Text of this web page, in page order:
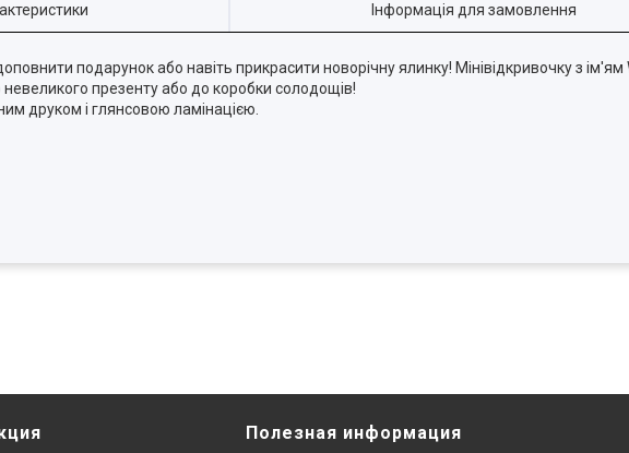
Інформація для замовлення
подарунок або навіть прикрасити новорічну ялинку! Мінівідкривочку з ім'ям
презенту або до коробки солодощів!
друком і глянсовою ламінацією.
Полезная информация